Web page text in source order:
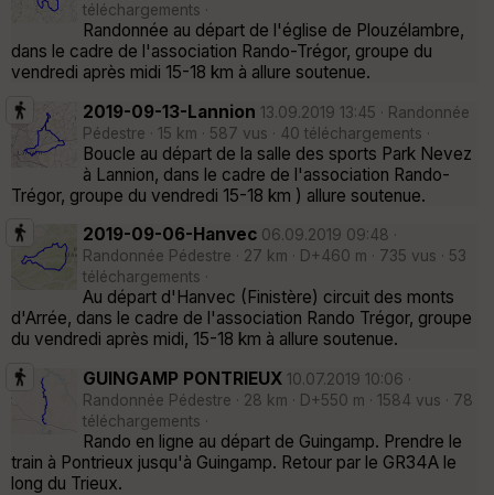
téléchargements ·
Randonnée au départ de l'église de Plouzélambre,
dans le cadre de l'association Rando-Trégor, groupe du
vendredi après midi 15-18 km à allure soutenue.
2019-09-13-Lannion 13.09.2019 13:45 · Randonnée
Pédestre · 15 km · 587 vus · 40 téléchargements ·
Boucle au départ de la salle des sports Park Nevez
à Lannion, dans le cadre de l'association Rando-
Trégor, groupe du vendredi 15-18 km ) allure soutenue.
2019-09-06-Hanvec 06.09.2019 09:48 ·
Randonnée Pédestre · 27 km · D+460 m · 735 vus · 53
téléchargements ·
Au départ d'Hanvec (Finistère) circuit des monts
d'Arrée, dans le cadre de l'association Rando Trégor, groupe
du vendredi après midi, 15-18 km à allure soutenue.
GUINGAMP PONTRIEUX 10.07.2019 10:06 ·
Randonnée Pédestre · 28 km · D+550 m · 1584 vus · 78
téléchargements ·
Rando en ligne au départ de Guingamp. Prendre le
train à Pontrieux jusqu'à Guingamp. Retour par le GR34A le
long du Trieux.